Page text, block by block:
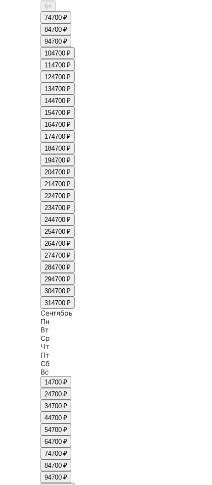
6×
74700 ₽
84700 ₽
94700 ₽
104700 ₽
114700 ₽
124700 ₽
134700 ₽
144700 ₽
154700 ₽
164700 ₽
174700 ₽
184700 ₽
194700 ₽
204700 ₽
214700 ₽
224700 ₽
234700 ₽
244700 ₽
254700 ₽
264700 ₽
274700 ₽
284700 ₽
294700 ₽
304700 ₽
314700 ₽
Сентябрь
Пн
Вт
Ср
Чт
Пт
Сб
Вс
14700 ₽
24700 ₽
34700 ₽
44700 ₽
54700 ₽
64700 ₽
74700 ₽
84700 ₽
94700 ₽